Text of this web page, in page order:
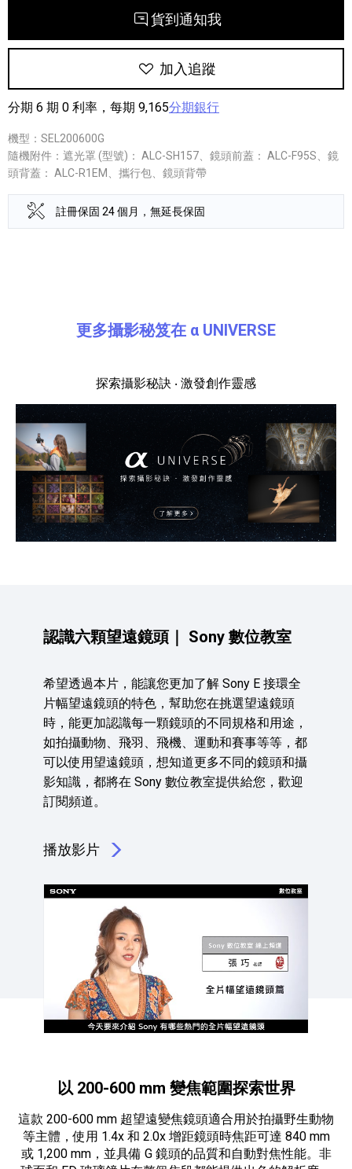
貨到通知我
加入追蹤
分期 6 期 0 利率，每期 9,165分期銀行
機型：SEL200600G
隨機附件：遮光罩 (型號)： ALC-SH157、鏡頭前蓋： ALC-F95S、鏡
頭背蓋： ALC-R1EM、攜行包、鏡頭背帶
註冊保固 24 個月，無延長保固
更多攝影秘笈在 α UNIVERSE
探索攝影秘訣 ‧ 激發創作靈感
認識六顆望遠鏡頭｜ Sony 數位教室
希望透過本片，能讓您更加了解 Sony E 接環全
片幅望遠鏡頭的特色，幫助您在挑選望遠鏡頭
時，能更加認識每一顆鏡頭的不同規格和用途，
如拍攝動物、飛羽、飛機、運動和賽事等等，都
可以使用望遠鏡頭，想知道更多不同的鏡頭和攝
影知識，都將在 Sony 數位教室提供給您，歡迎
訂閱頻道。
播放影片
點擊播放：認識六顆望遠鏡頭｜ Sony 數位教室
以 200-600 mm 變焦範圍探索世界
這款 200-600 mm 超望遠變焦鏡頭適合用於拍攝野生動物
等主體，使用 1.4x 和 2.0x 增距鏡頭時焦距可達 840 mm
或 1,200 mm，並具備 G 鏡頭的品質和自動對焦性能。非